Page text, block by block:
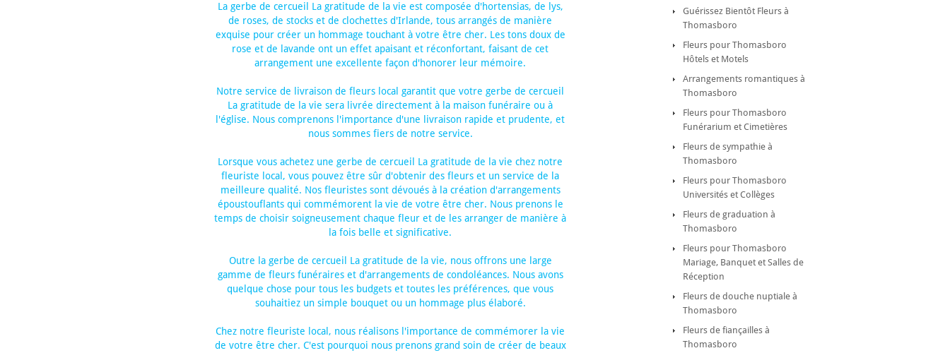
La gerbe de cercueil La gratitude de la vie est composée d'hortensias, de lys,
de roses, de stocks et de clochettes d'Irlande, tous arrangés de manière
exquise pour créer un hommage touchant à votre être cher. Les tons doux de
rose et de lavande ont un effet apaisant et réconfortant, faisant de cet
arrangement une excellente façon d'honorer leur mémoire.
Notre service de livraison de fleurs local garantit que votre gerbe de cercueil
La gratitude de la vie sera livrée directement à la maison funéraire ou à
l'église. Nous comprenons l'importance d'une livraison rapide et prudente, et
nous sommes fiers de notre service.
Lorsque vous achetez une gerbe de cercueil La gratitude de la vie chez notre
fleuriste local, vous pouvez être sûr d'obtenir des fleurs et un service de la
meilleure qualité. Nos fleuristes sont dévoués à la création d'arrangements
époustouflants qui commémorent la vie de votre être cher. Nous prenons le
temps de choisir soigneusement chaque fleur et de les arranger de manière à
la fois belle et significative.
Outre la gerbe de cercueil La gratitude de la vie, nous offrons une large
gamme de fleurs funéraires et d'arrangements de condoléances. Nous avons
quelque chose pour tous les budgets et toutes les préférences, que vous
souhaitiez un simple bouquet ou un hommage plus élaboré.
Chez notre fleuriste local, nous réalisons l'importance de commémorer la vie
de votre être cher. C'est pourquoi nous prenons grand soin de créer de beaux
Guérissez Bientôt Fleurs à
Thomasboro
Fleurs pour Thomasboro
Hôtels et Motels
Arrangements romantiques à
Thomasboro
Fleurs pour Thomasboro
Funérarium et Cimetières
Fleurs de sympathie à
Thomasboro
Fleurs pour Thomasboro
Universités et Collèges
Fleurs de graduation à
Thomasboro
Fleurs pour Thomasboro
Mariage, Banquet et Salles de
Réception
Fleurs de douche nuptiale à
Thomasboro
Fleurs de fiançailles à
Thomasboro